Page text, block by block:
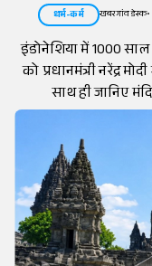
धर्म-कर्म खबरगांव डेस्क•
इंडोनेशिया में 1000 साल
को प्रधानमंत्री नरेंद्र
साथ ही जानिए